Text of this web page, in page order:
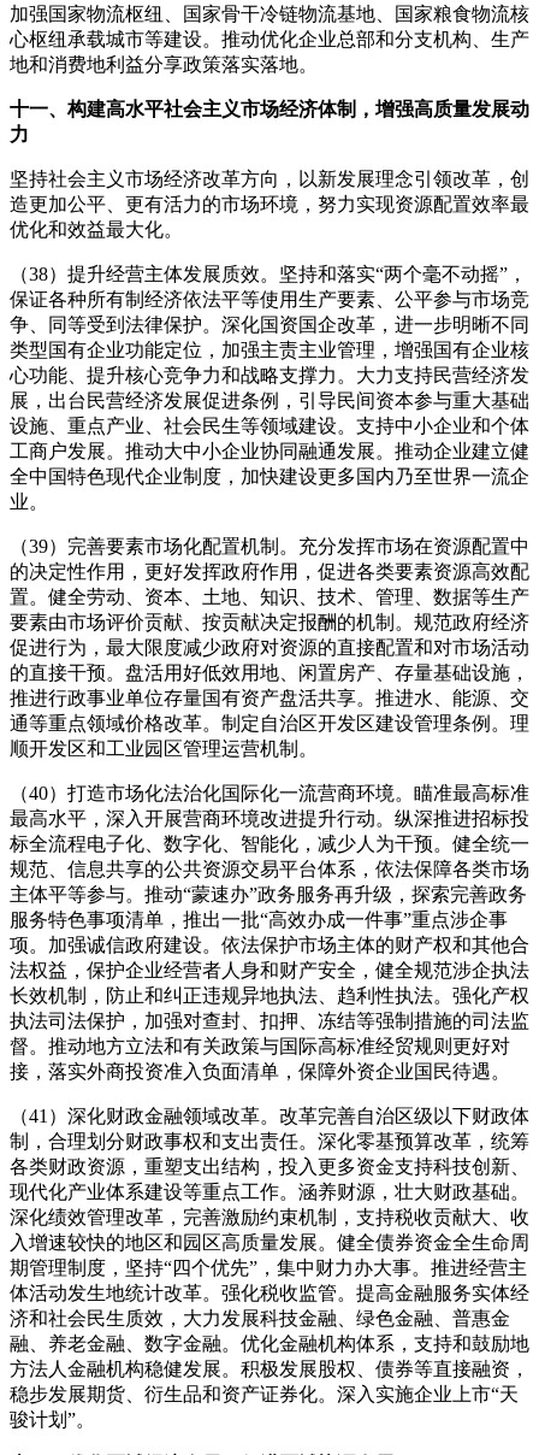
加强国家物流枢纽、国家骨干冷链物流基地、国家粮食物流核
心枢纽承载城市等建设。推动优化企业总部和分支机构、生产
地和消费地利益分享政策落实落地。
十一、构建高水平社会主义市场经济体制，增强高质量发展动
力
坚持社会主义市场经济改革方向，以新发展理念引领改革，创
造更加公平、更有活力的市场环境，努力实现资源配置效率最
优化和效益最大化。
（38）提升经营主体发展质效。坚持和落实“两个毫不动摇”，
保证各种所有制经济依法平等使用生产要素、公平参与市场竞
争、同等受到法律保护。深化国资国企改革，进一步明晰不同
类型国有企业功能定位，加强主责主业管理，增强国有企业核
心功能、提升核心竞争力和战略支撑力。大力支持民营经济发
展，出台民营经济发展促进条例，引导民间资本参与重大基础
设施、重点产业、社会民生等领域建设。支持中小企业和个体
工商户发展。推动大中小企业协同融通发展。推动企业建立健
全中国特色现代企业制度，加快建设更多国内乃至世界一流企
业。
（39）完善要素市场化配置机制。充分发挥市场在资源配置中
的决定性作用，更好发挥政府作用，促进各类要素资源高效配
置。健全劳动、资本、土地、知识、技术、管理、数据等生产
要素由市场评价贡献、按贡献决定报酬的机制。规范政府经济
促进行为，最大限度减少政府对资源的直接配置和对市场活动
的直接干预。盘活用好低效用地、闲置房产、存量基础设施，
推进行政事业单位存量国有资产盘活共享。推进水、能源、交
通等重点领域价格改革。制定自治区开发区建设管理条例。理
顺开发区和工业园区管理运营机制。
（40）打造市场化法治化国际化一流营商环境。瞄准最高标准
最高水平，深入开展营商环境改进提升行动。纵深推进招标投
标全流程电子化、数字化、智能化，减少人为干预。健全统一
规范、信息共享的公共资源交易平台体系，依法保障各类市场
主体平等参与。推动“蒙速办”政务服务再升级，探索完善政务
服务特色事项清单，推出一批“高效办成一件事”重点涉企事
项。加强诚信政府建设。依法保护市场主体的财产权和其他合
法权益，保护企业经营者人身和财产安全，健全规范涉企执法
长效机制，防止和纠正违规异地执法、趋利性执法。强化产权
执法司法保护，加强对查封、扣押、冻结等强制措施的司法监
督。推动地方立法和有关政策与国际高标准经贸规则更好对
接，落实外商投资准入负面清单，保障外资企业国民待遇。
（41）深化财政金融领域改革。改革完善自治区级以下财政体
制，合理划分财政事权和支出责任。深化零基预算改革，统筹
各类财政资源，重塑支出结构，投入更多资金支持科技创新、
现代化产业体系建设等重点工作。涵养财源，壮大财政基础。
深化绩效管理改革，完善激励约束机制，支持税收贡献大、收
入增速较快的地区和园区高质量发展。健全债券资金全生命周
期管理制度，坚持“四个优先”，集中财力办大事。推进经营主
体活动发生地统计改革。强化税收监管。提高金融服务实体经
济和社会民生质效，大力发展科技金融、绿色金融、普惠金
融、养老金融、数字金融。优化金融机构体系，支持和鼓励地
方法人金融机构稳健发展。积极发展股权、债券等直接融资，
稳步发展期货、衍生品和资产证券化。深入实施企业上市“天
骏计划”。